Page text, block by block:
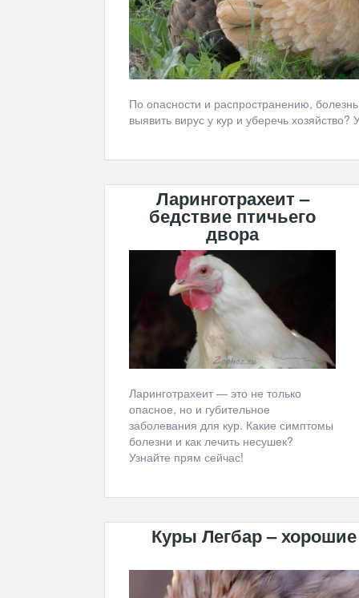
По опасности и распространению,
выявить вирус у кур и уберечь хозяйство?
Ларинготрахеит –
бедствие птичьего
двора
Ларинготрахеит — это не только
опасное, но и губительное
заболевания для кур. Какие симптомы
болезни и как лечить несушек?
Узнайте прям сейчас!
Куры Легбар –